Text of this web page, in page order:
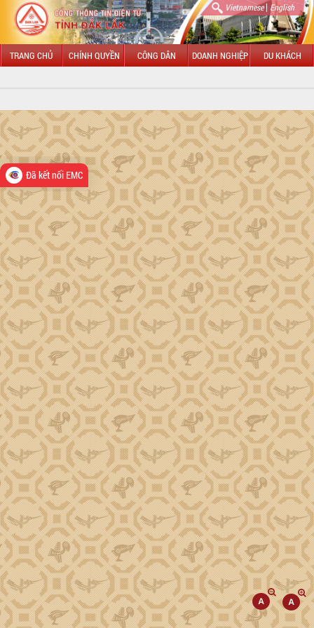
Vietnamese| English
TRANG CHỦ CHÍNH QUYỀN CÔNG DÂN DOANH NGHIỆP DU KHÁCH
Tổng quan Đắk Lắk
HĐND tỉnh Đắk Lắk
UBND tỉnh Đắk Lắk
LÃNH ĐẠO UBND TỈNH
Chủ tịch Đỗ Hữu Huy
Phó Chủ tịch Hồ Thị Nguyên Thảo
Phó Chủ tịch Nguyễn Thiên Văn
Phó Chủ tịch Trương Công Thái
Phó Chủ tịch Đào Mỹ
Phó Chủ tịch Y Nhuân Byă
TIN TỨC SỰ KIỆN
Tiếp cận thông tin
Kinh tế
Đột phá phát triển KHCN, ĐMST, CĐS
Văn hóa, Xã hội
Giảm nghèo về thông tin
Cải cách hành chính
Giáo dục, Khoa học, Công nghệ
Chương trình tái canh cây cà phê
Đã kết nối EMC